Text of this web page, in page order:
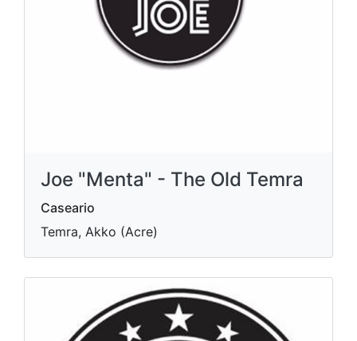
Joe "Menta" - The Old Temra
Caseario
Temra, Akko (Acre)